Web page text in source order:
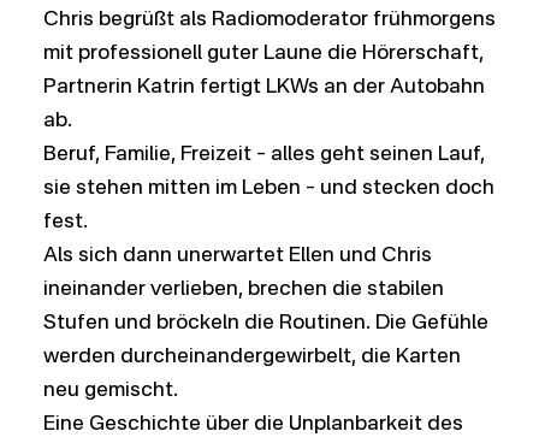
Chris begrüßt als Radiomoderator frühmorgens
mit professionell guter Laune die Hörerschaft,
Partnerin Katrin fertigt LKWs an der Autobahn
ab.
Beruf, Familie, Freizeit – alles geht seinen Lauf,
sie stehen mitten im Leben – und stecken doch
fest.
Als sich dann unerwartet Ellen und Chris
ineinander verlieben, brechen die stabilen
Stufen und bröckeln die Routinen. Die Gefühle
werden durcheinandergewirbelt, die Karten
neu gemischt.
Eine Geschichte über die Unplanbarkeit des